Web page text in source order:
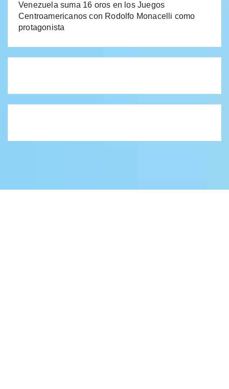
Venezuela suma 16 oros en los Juegos
Centroamericanos con Rodolfo Monacelli como
protagonista